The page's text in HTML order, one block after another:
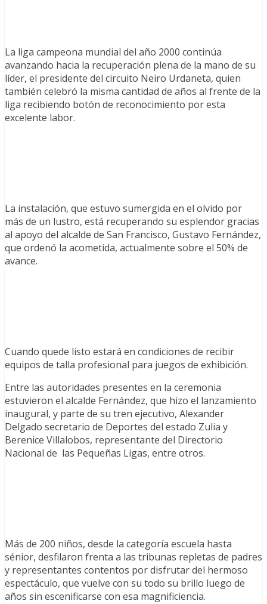
La liga campeona mundial del año 2000 continúa
avanzando hacia la recuperación plena de la mano de su
líder, el presidente del circuito Neiro Urdaneta, quien
también celebró la misma cantidad de años al frente de la
liga recibiendo botón de reconocimiento por esta
excelente labor.
La instalación, que estuvo sumergida en el olvido por
más de un lustro, está recuperando su esplendor gracias
al apoyo del alcalde de San Francisco, Gustavo Fernández,
que ordenó la acometida, actualmente sobre el 50% de
avance.
Cuando quede listo estará en condiciones de recibir
equipos de talla profesional para juegos de exhibición.
Entre las autoridades presentes en la ceremonia
estuvieron el alcalde Fernández, que hizo el lanzamiento
inaugural, y parte de su tren ejecutivo, Alexander
Delgado secretario de Deportes del estado Zulia y
Berenice Villalobos, representante del Directorio
Nacional de las Pequeñas Ligas, entre otros.
Más de 200 niños, desde la categoría escuela hasta
sénior, desfilaron frenta a las tribunas repletas de padres
y representantes contentos por disfrutar del hermoso
espectáculo, que vuelve con su todo su brillo luego de
años sin escenificarse con esa magnificiencia.